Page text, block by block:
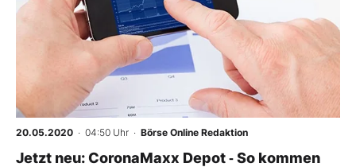
20.05.2020 · 04:50 Uhr · Börse Online Redaktion
Jetzt neu: CoronaMaxx Depot ‑ So kommen